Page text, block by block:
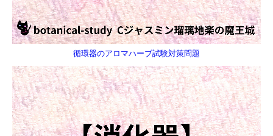
循環器のアロマハーブ試験対策問題